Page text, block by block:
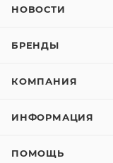
НОВОСТИ
БРЕНДЫ
КОМПАНИЯ
ИНФОРМАЦИЯ
ПОМОЩЬ